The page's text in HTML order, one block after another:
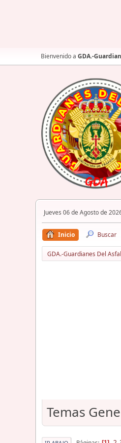
Bienvenido a GDA.-
Jueves 06 de Agosto de
Inicio Buscar
GDA.-Guardianes Del
Temas